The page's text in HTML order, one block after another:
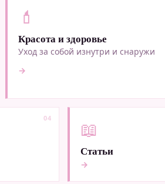
💄
Красота и здоровье
Уход за собой изнутри и снаружи
→
04 📖
Статьи
→